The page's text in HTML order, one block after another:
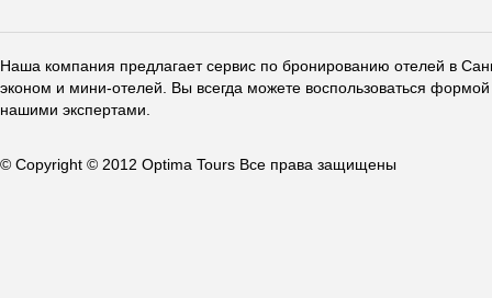
Наша компания предлагает сервис по бронированию отелей в
эконом и мини-отелей. Вы всегда можете воспользоваться
нашими экспертами.
© Copyright © 2012 Optima Tours Все права защищены